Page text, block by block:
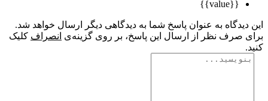
به عنوان پاسخ شما به دیدگاهی دیگر ارسال خواهد شد.
صرف نظر از ارسال این پاسخ، بر روی گزینه‌ی انصرافکلیک